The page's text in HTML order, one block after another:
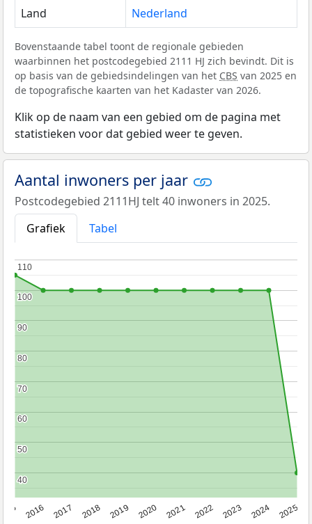
Land
Nederland
Bovenstaande tabel toont de regionale gebieden
waarbinnen het postcodegebied 2111 HJ zich bevindt. Dit is
op basis van de gebiedsindelingen van het CBS van 2025 en
de topografische kaarten van het Kadaster van 2026.
Klik op de naam van een gebied om de pagina met
statistieken voor dat gebied weer te geven.
Aantal inwoners per jaar
Postcodegebied 2111HJ telt 40 inwoners in 2025.
Grafiek
Tabel
2016 2017 2018 2019 2020 2021 2022 2023 2024 2025
40
40
50
50
60
60
70
70
80
80
90
90
100
100
110
110